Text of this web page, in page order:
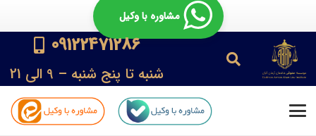
مشاوره با وکیل
09122471286
شنبه تا پنج شنبه – 9 الی 21